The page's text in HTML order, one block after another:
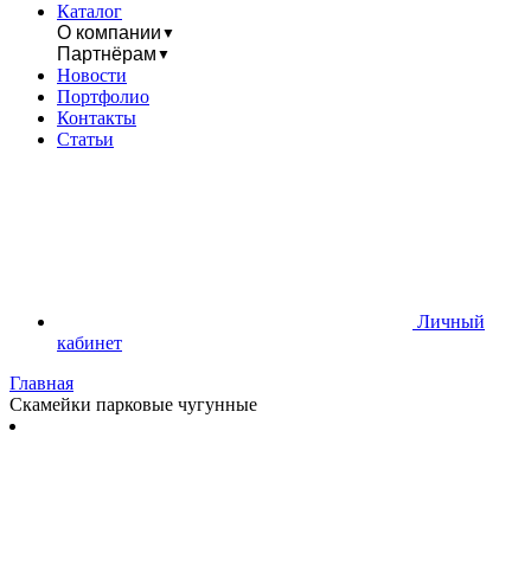
Каталог
О компании ▼
Партнёрам ▼
Новости
Портфолио
Контакты
Статьи
Личный
кабинет
Главная
Скамейки парковые чугунные